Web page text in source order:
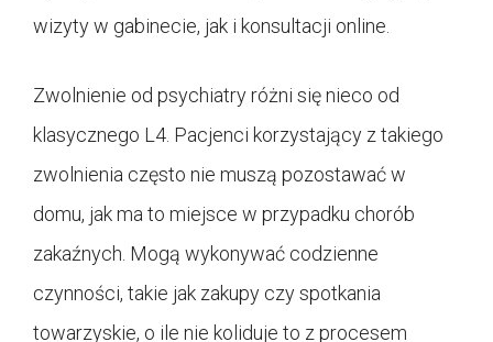
wizyty w gabinecie, jak i konsultacji online.
Zwolnienie od psychiatry różni się nieco od
klasycznego L4. Pacjenci korzystający z takiego
zwolnienia często nie muszą pozostawać w
domu, jak ma to miejsce w przypadku chorób
zakaźnych. Mogą wykonywać codzienne
czynności, takie jak zakupy czy spotkania
towarzyskie, o ile nie koliduje to z procesem